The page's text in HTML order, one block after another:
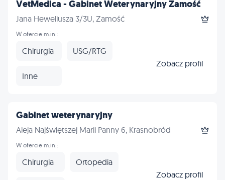
VetMedica - Gabinet Weterynaryjny Zamość
Jana Heweliusza 3/3U, Zamość
W ofercie m.in.:
Chirurgia USG/RTG
Inne
Zobacz profil
Gabinet weterynaryjny
Aleja Najświętszej Marii Panny 6, Krasnobród
W ofercie m.in.:
Chirurgia Ortopedia
Zobacz profil